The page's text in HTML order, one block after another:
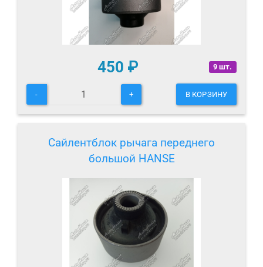
9 шт.
450 ₽
- + В КОРЗИНУ
Сайлентблок рычага переднего
большой HANSE